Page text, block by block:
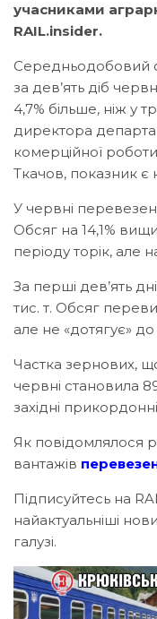
учасниками
RAIL.insider.
Середньодобовий
за дев’ять діб
4,7% більше, ніж у
директора
комерційної
Ткачов, показник є
У червні
Обсяг на 14,1%
періоду торік, але
За перші дев’ять
тис. т. Обсяг
але не «дотягує»
Частка зернових,
червні становила
західні
Як повідомлялося
вантажів
Підписуйтесь на
найактуальніші
галузі.